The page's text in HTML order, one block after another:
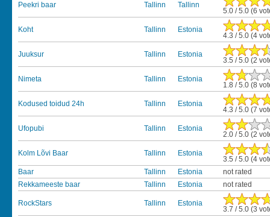
Peekri baar Tallinn Tallinn
5.0 / 5.0 (6
Koht Tallinn Estonia
4.3 / 5.0 (4
Juuksur Tallinn Estonia
3.5 / 5.0 (2
Nimeta Tallinn Estonia
1.8 / 5.0 (8
Kodused toidud 24h Tallinn Estonia
4.3 / 5.0 (7
Ufopubi Tallinn Estonia
2.0 / 5.0 (2
Kolm Lõvi Baar Tallinn Estonia
3.5 / 5.0 (4
Baar
Tallinn Estonia
not rated
Rekkameeste baar
Tallinn Estonia not rated
RockStars Tallinn Estonia
3.7 / 5.0 (3